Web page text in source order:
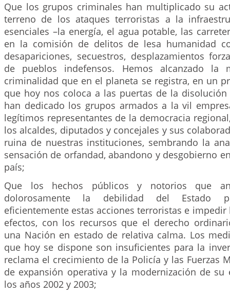
Que los grupos criminales han multiplicado su
terreno de los ataques terroristas a la
esenciales –la energía, el agua potable, las
en la comisión de delitos de lesa humanidad
desapariciones, secuestros, desplazamientos
de pueblos indefensos. Hemos alcanzado
criminalidad que en el planeta se registra, en un
que hoy nos coloca a las puertas de la disolución
han dedicado los grupos armados a la vil
legítimos representantes de la democracia
los alcaldes, diputados y concejales y sus
ruina de nuestras instituciones, sembrando la
sensación de orfandad, abandono y desgobierno
país;
Que los hechos públicos y notorios que
dolorosamente la debilidad del Estado
eficientemente estas acciones terroristas e impedir
efectos, con los recursos que el derecho
una Nación en estado de relativa calma. Los
que hoy se dispone son insuficientes para la
reclama el crecimiento de la Policía y las Fuerzas
de expansión operativa y la modernización de su
los años 2002 y 2003;